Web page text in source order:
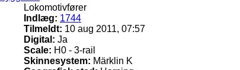
Lokomotivfører
Indlæg: 1744
Tilmeldt: 10 aug 2011, 07:57
Digital: Ja
Scale: H0 - 3-rail
Skinnesystem: Märklin K